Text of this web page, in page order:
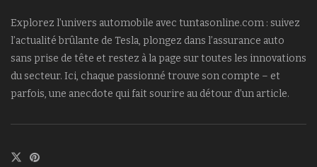
Explorez l’univers automobile avec tuntasonline.com : suivez
l’actualité brûlante de Tesla, plongez dans l’assurance auto
sans prise de tête et restez à la page sur toutes les innovations
du secteur. Ici, chaque passionné trouve son compte – et
parfois, une anecdote qui fait sourire au détour d’un article.